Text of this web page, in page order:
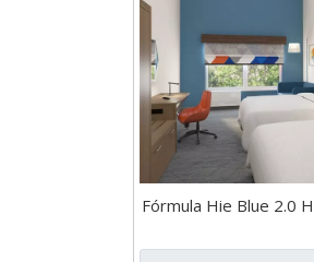
Fórmula Hie Blue 2.0